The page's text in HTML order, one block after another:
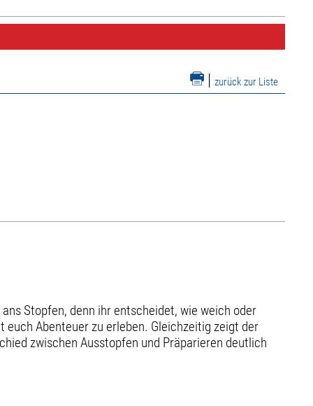
| zurück zur Liste
Stopfen, denn ihr entscheidet, wie weich oder
Abenteuer zu erleben. Gleichzeitig zeigt der
zwischen Ausstopfen und Präparieren deutlich